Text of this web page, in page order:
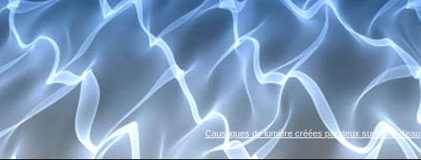
Caustiques de lumière créées par deux surfaces d’eau